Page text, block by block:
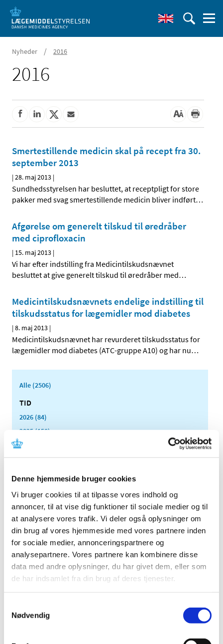
Denne hjemmeside bruger cookies
Vi bruger cookies til at tilpasse vores indhold og
annoncer, til at vise dig funktioner til sociale medier og til
at analysere vores trafik. Vi deler også oplysninger om
din brug af vores hjemmeside med vores partnere inden
for sociale medier, annonceringspartnere og
analysepartnere. Vores partnere kan kombinere disse
data med andre oplysninger, du har givet dem, eller som
de har indsamlet fra din brug af deres tjenester.
Nødvendig
Nyheder / 2016
2016
Smertestillende medicin skal på recept fra 30.
september 2013
|28. maj 2013 |
Sundhedsstyrelsen har besluttet, at receptpligt for store
pakker med svag smertestillende medicin bliver indført…
Afgørelse om generelt tilskud til øredråber
med ciprofloxacin
| 15. maj 2013 |
Vi har efter indstilling fra Medicintilskudsnævnet
besluttet at give generelt tilskud til øredråber med…
Medicintilskudsnævnets endelige indstilling til
tilskudsstatus for lægemidler mod diabetes
|8. maj 2013 |
Medicintilskudsnævnet har revurderet tilskudsstatus for
lægemidler mod diabetes (ATC-gruppe A10) og har nu…
Alle (2506)
TID
2026 (84)
2025 (158)
2024 (224)
2023 (195)
2020 (263)
2019 (159)
2018 (150)
2017 (167)
2016 (167)
2015 (33)
december (4)